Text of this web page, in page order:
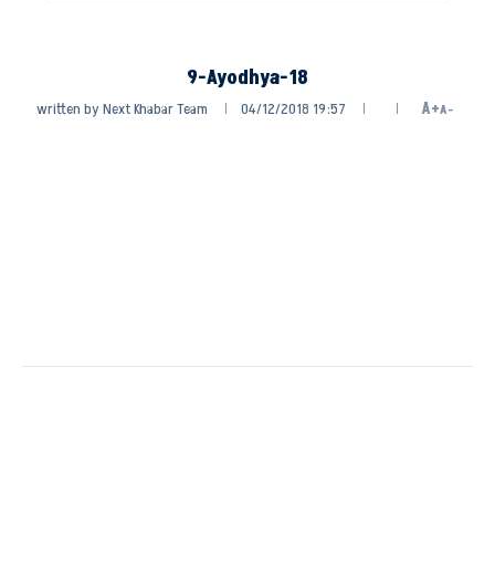
9-Ayodhya-18
written byNext Khabar Team 04/12/2018 19:57 A+A-